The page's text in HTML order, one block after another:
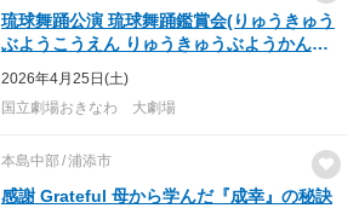
琉球舞踊公演 琉球舞踊鑑賞会(りゅうきゅう
ぶようこうえん りゅうきゅうぶようかん
2026年4月25日(土)
国立劇場おきなわ 大劇場
本島中部 浦添市
感謝 Grateful 母から学んだ『成幸』の秘訣